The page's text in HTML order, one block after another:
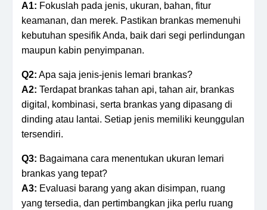
A1: Fokuslah pada jenis, ukuran, bahan, fitur
keamanan, dan merek. Pastikan brankas memenuhi
kebutuhan spesifik Anda, baik dari segi perlindungan
maupun kabin penyimpanan.
Q2: Apa saja jenis-jenis lemari brankas?
A2: Terdapat brankas tahan api, tahan air, brankas
digital, kombinasi, serta brankas yang dipasang di
dinding atau lantai. Setiap jenis memiliki keunggulan
tersendiri.
Q3: Bagaimana cara menentukan ukuran lemari
brankas yang tepat?
A3: Evaluasi barang yang akan disimpan, ruang
yang tersedia, dan pertimbangkan jika perlu ruang